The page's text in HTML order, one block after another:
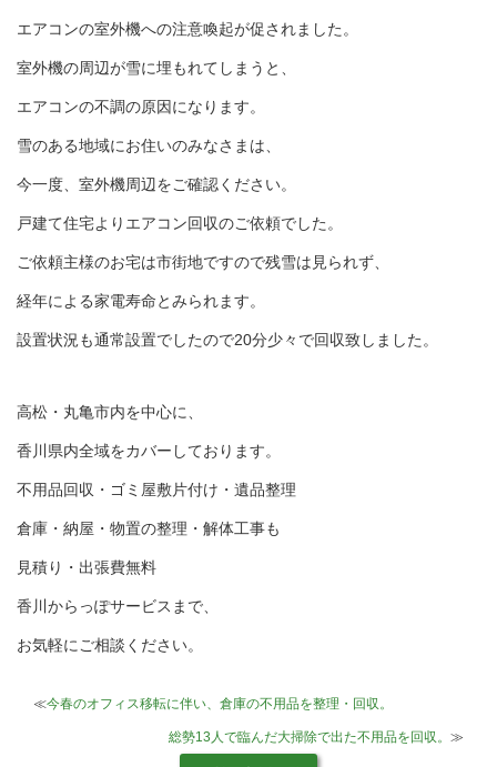
エアコンの室外機への注意喚起が促されました。
室外機の周辺が雪に埋もれてしまうと、
エアコンの不調の原因になります。
雪のある地域にお住いのみなさまは、
今一度、室外機周辺をご確認ください。
戸建て住宅よりエアコン回収のご依頼でした。
ご依頼主様のお宅は市街地ですので残雪は見られず、
経年による家電寿命とみられます。
設置状況も通常設置でしたので20分少々で回収致しました。
高松・丸亀市内を中心に、
香川県内全域をカバーしております。
不用品回収・ゴミ屋敷片付け・遺品整理
倉庫・納屋・物置の整理・解体工事も
見積り・出張費無料
香川からっぽサービスまで、
お気軽にご相談ください。
≪今春のオフィス移転に伴い、倉庫の不用品を整理・回収。
総勢13人で臨んだ大掃除で出た不用品を回収。 ≫